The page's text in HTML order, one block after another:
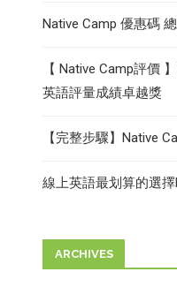
Native Camp 優惠碼
【 Native Camp評價
英語評量成績卓越獎
【完整步驟】Native
線上英語最划算的選
ARCHIVES